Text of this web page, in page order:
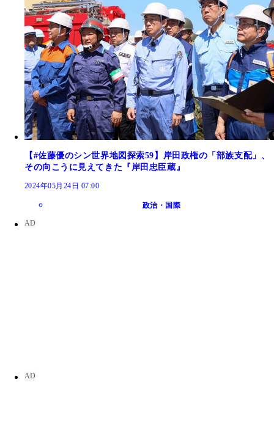
【#佐藤優のシン世界地図探索59】岸田政権の「部族支配」、
その向こうに見えてきた『岸田忠臣蔵』
2024年05月24日 07:00
政治・国際